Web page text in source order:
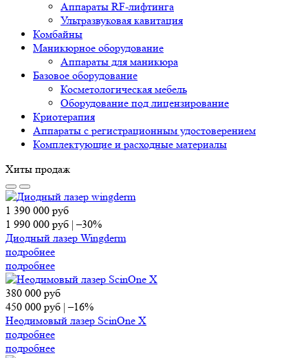
Аппараты RF-лифтинга
Ультразвуковая кавитация
Комбайны
Маникюрное оборудование
Аппараты для маникюра
Базовое оборудование
Косметологическая мебель
Оборудование под лицензирование
Криотерапия
Аппараты c регистрационным удостоверением
Комплектующие и расходные материалы
Хиты продаж
1 390 000 руб
1 990 000 руб |–30%
Диодный лазер Wingderm
подробнее
подробнее
380 000 руб
450 000 руб |–16%
Неодимовый лазер ScinOne X
подробнее
подробнее